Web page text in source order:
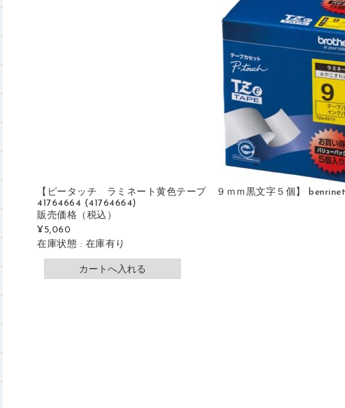
【ピータッチ ラミネート黄色テープ ９ｍｍ黒文字５個】
41764664 (41764664)
販売価格 （税込）
¥5,060
在庫状態 : 在庫有り